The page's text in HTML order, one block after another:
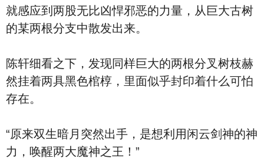
就感应到两股无比凶悍邪恶的力量，从巨大古树
的某两根分支中散发出来。
陈轩细看之下，发现同样巨大的两根分叉树枝赫
然挂着两具黑色棺椁，里面似乎封印着什么可怕
存在。
“原来双生暗月突然出手，是想利用闲云剑神的神
力，唤醒两大魔神之王！”